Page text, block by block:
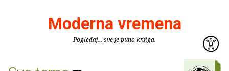
Moderna vremena
Pogledaj... sve je puno knjiga.